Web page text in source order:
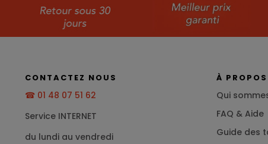
CONTACTEZ NOUS
☎ 01 48 07 51 62
Service INTERNET
du lundi au vendredi
À PROPOS
Qui
FAQ & Aide
Guide des